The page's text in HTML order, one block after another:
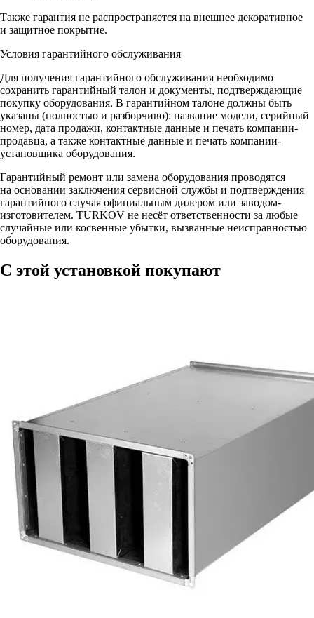
Также гарантия не распространяется на внешнее декоративное
и защитное покрытие.
Условия гарантийного обслуживания
Для получения гарантийного обслуживания необходимо
сохранить гарантийный талон и документы, подтверждающие
покупку оборудования. В гарантийном талоне должны быть
указаны (полностью и разборчиво): название модели, серийный
номер, дата продажи, контактные данные и печать компании-
продавца, а также контактные данные и печать компании-
установщика оборудования.
Гарантийный ремонт или замена оборудования проводятся
на основании заключения сервисной службы и подтверждения
гарантийного случая официальным дилером или заводом-
изготовителем. TURKOV не несёт ответственности за любые
случайные или косвенные убытки, вызванные неисправностью
оборудования.
С этой установкой покупают